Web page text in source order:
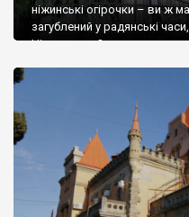
ніжинські огірочки – ви ж
загублений у радянські
Ніжин греки?